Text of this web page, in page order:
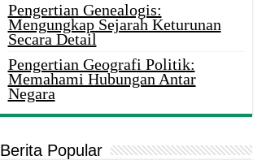
Pengertian Genealogis:
Mengungkap Sejarah Keturunan
Secara Detail
Pengertian Geografi Politik:
Memahami Hubungan Antar
Negara
Berita Popular